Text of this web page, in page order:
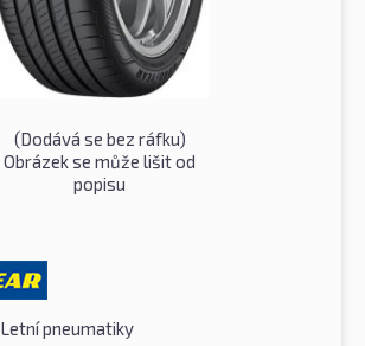
(Dodává se bez ráfku)
Obrázek se může lišit od
popisu
Letní pneumatiky